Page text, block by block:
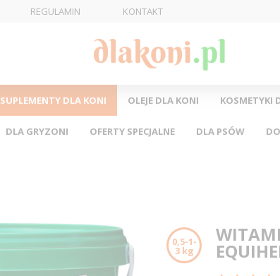
REGULAMIN KONTAKT
SUPLEMENTY DLA KONI OLEJE DLA KONI KOSMETYKI
DLA GRYZONI OFERTY SPECJALNE DLA PSÓW
0,5-1-
3 kg